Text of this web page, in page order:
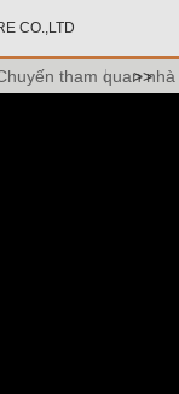
CO.,LTD
tham quan nhà
>>